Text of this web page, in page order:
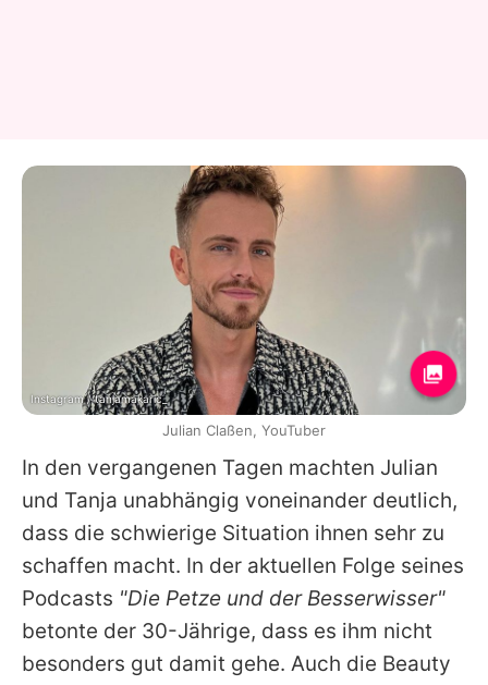
In den vergangenen Tagen machten Julian
und Tanja unabhängig voneinander deutlich,
dass die schwierige Situation ihnen sehr zu
schaffen macht. In der aktuellen Folge seines
Podcasts "Die Petze und der Besserwisser"
betonte der 30-Jährige, dass es ihm nicht
besonders gut damit gehe. Auch die Beauty
Instagram / tanjamakaric_
Julian Claßen, YouTuber